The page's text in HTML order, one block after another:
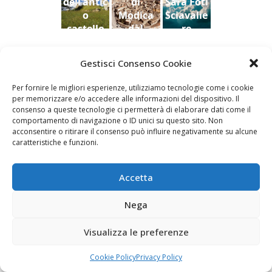
Gestisci Consenso Cookie
Per fornire le migliori esperienze, utilizziamo tecnologie come i cookie
per memorizzare e/o accedere alle informazioni del dispositivo. Il
consenso a queste tecnologie ci permetterà di elaborare dati come il
comportamento di navigazione o ID unici su questo sito. Non
acconsentire o ritirare il consenso può influire negativamente su alcune
caratteristiche e funzioni.
Accetta
Nega
Visualizza le preferenze
Cookie PolicyPrivacy Policy
o
castello
Dario
Bottaro
Modica
dal
contea ,
Giacomo
Vespo
Sciavalie
re
Le Stanze di Arte e Luoghi | Albergo diffuso
abilitare questo contenuto